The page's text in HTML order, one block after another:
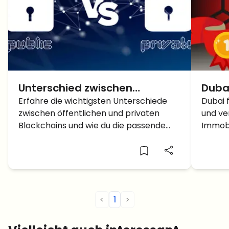
Unterschied zwischen
öffentlichen und privaten
Blockchains
Erfahre die wichtigsten Unterschiede
zwischen öffentlichen und privaten
Blockchains und wie du die passende
Dubai
und
< 1 >